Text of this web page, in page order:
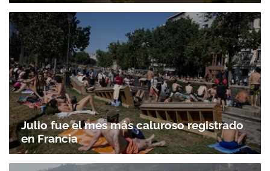
Julio fue el mes más caluroso registrado
en Francia